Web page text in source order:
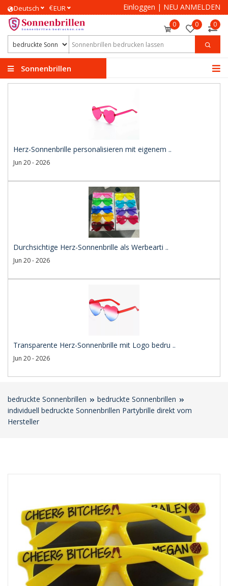
Deutsch €EUR Einloggen | NEU ANMELDEN
0 0 0
Sonnenbrillen
Herz-Sonnenbrille personalisieren mit eigenem ..
Jun 20 - 2026
Durchsichtige Herz-Sonnenbrille als Werbearti ..
Jun 20 - 2026
Transparente Herz-Sonnenbrille mit Logo bedru ..
Jun 20 - 2026
bedruckte Sonnenbrillen
bedruckte Sonnenbrillen
individuell bedruckte Sonnenbrillen Partybrille direkt vom
Hersteller